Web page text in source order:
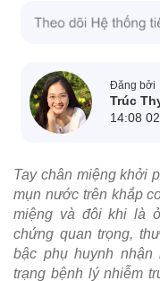
Đăng bởi
Trúc
14:08
Tay chân miệng khởi
mụn nước trên khắp
miệng và đôi khi là
chứng quan trọng,
bậc phụ huynh
trạng bệnh lý nhiễm